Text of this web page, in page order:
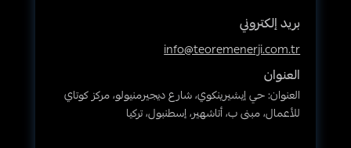
بريد إلكتروني
info@teoremenerji.com.tr
العنوان
العنوان: حي إيشيرينكوي، شارع ديجيرمنيولو، مركز كوتاي
للأعمال، مبنى ب، أتاشهير، إسطنبول، تركيا